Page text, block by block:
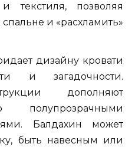
текстиля, позволяя
и «расхламить»
дизайну кровати
и загадочности.
дополняют
Балдахин может
быть навесным или